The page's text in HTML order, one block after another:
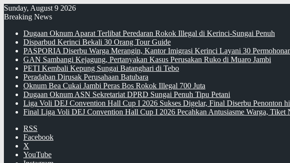
Sunday, August 9 2026
Breaking News
Dugaan Oknum Aparat Terlibat Peredaran Rokok Illegal di Kerinci-Sungai Penuh
Disparbud Kerinci Bekali 30 Orang Tour Guide
PASPORIA Diserbu Warga Merangin, Kantor Imigrasi Kerinci Layani 30
GAN Sambangi Kejagung, Pertanyakan Kasus Perusakan Ruko di Muaro Jambi
PETI Kembali Kepung Sungai Batanghari di Tebo
Peradaban Dirusak Perusahaan Batubara
Oknum Bea Cukai Jambi Peras Bos Rokok Illegal 700 Juta
Dugaan Oknum ASN Sekretariat DPRD Sungai Penuh Tipu Petani
Liga Voli DEJ Convention Hall Cup I 2026 Sukses Digelar, Final Diserbu Penonton
Final Liga Voli DEJ Convention Hall Cup I 2026 Pecahkan Antusiasme Warga, Tiket
RSS
Facebook
X
YouTube